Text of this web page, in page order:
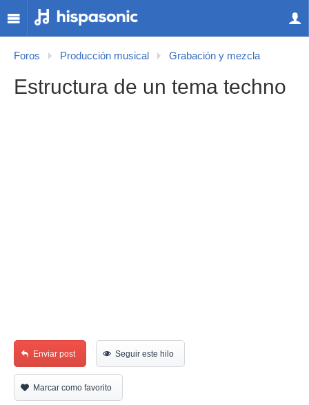
Foros Producción musical Grabación y mezcla
Estructura de un tema techno
Enviar post Seguir este hilo
Marcar como favorito